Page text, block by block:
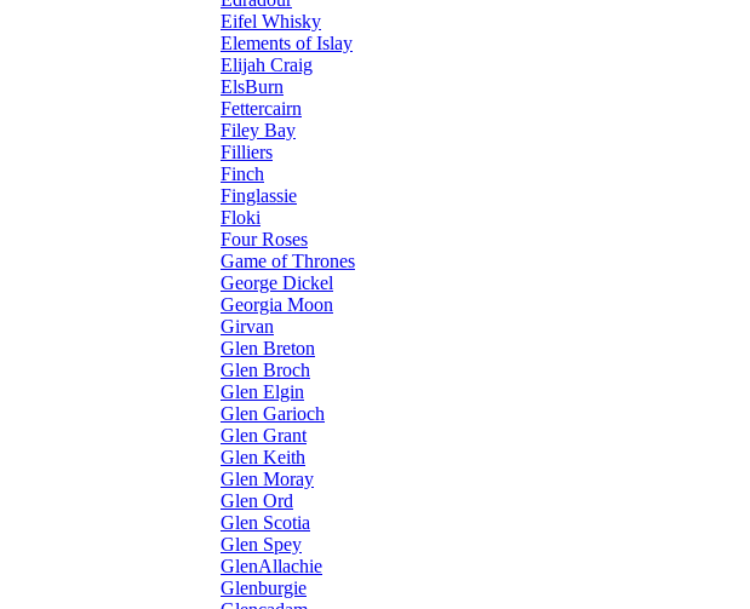
Eifel Whisky
Elements of Islay
Elijah Craig
ElsBurn
Fettercairn
Filey Bay
Filliers
Finch
Finglassie
Floki
Four Roses
Game of Thrones
George Dickel
Georgia Moon
Girvan
Glen Breton
Glen Broch
Glen Elgin
Glen Garioch
Glen Grant
Glen Keith
Glen Moray
Glen Ord
Glen Scotia
Glen Spey
GlenAllachie
Glenburgie